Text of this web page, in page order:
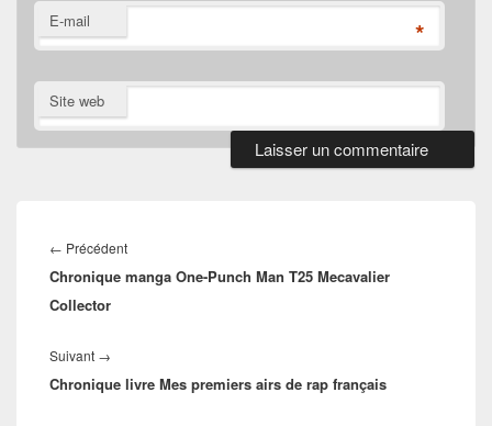
E-mail *
Site web
de
l’article
← PrécédentArticle
précédent :
Chronique manga One-Punch Man T25 Mecavalier
Collector
Suivant →
suivant :
Chronique livre Mes premiers airs de rap français